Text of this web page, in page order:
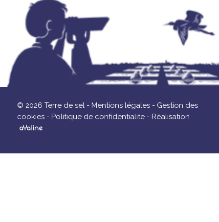
© 2026 Terre de sel - Mentions légales - Gestion des
cookies - Politique de confidentialite - Réalisation